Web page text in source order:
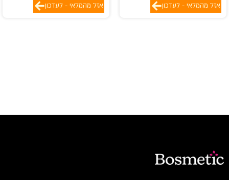
אזל מהמלאי - לעדכון אזל מהמלאי - לעדכון